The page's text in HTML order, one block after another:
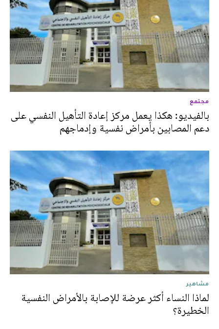
مجتمع
بالفيديو: هكذا يعمل مركز إعادة التأهيل النفسي على
دعم المصابين بأمراض نفسية وإدماجهم
مشاهير
لماذا النساء أكثر عرضة للإصابة بالأمراض النفسية
الخطيرة؟